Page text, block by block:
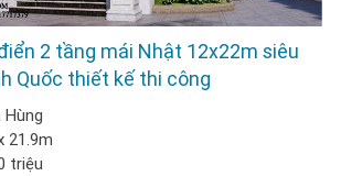
2 tầng mái Nhật 12x22m siêu
Quốc thiết kế thi công
21.9m
triệu